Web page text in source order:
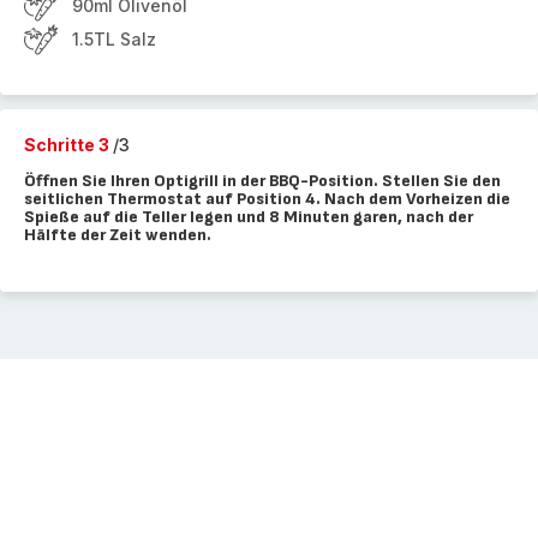
90ml Olivenöl
1.5TL Salz
Schritte 3 /3
Öffnen Sie Ihren Optigrill in der BBQ-Position. Stellen Sie den
seitlichen Thermostat auf Position 4. Nach dem Vorheizen die
Spieße auf die Teller legen und 8 Minuten garen, nach der
Hälfte der Zeit wenden.